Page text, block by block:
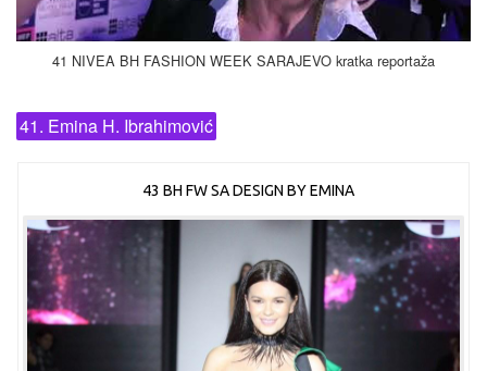
41 NIVEA BH FASHION WEEK SARAJEVO kratka reportaža
41. Emina H. Ibrahimović
43 BH FW SA DESIGN BY EMINA